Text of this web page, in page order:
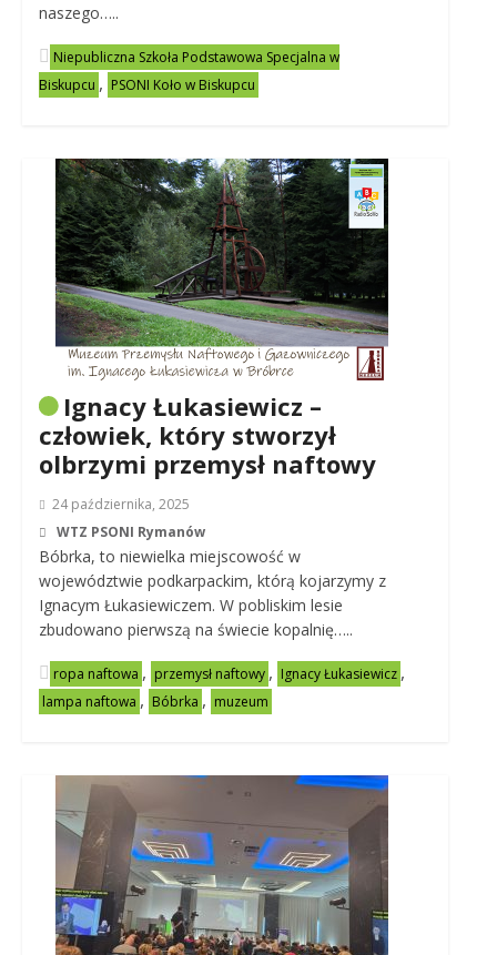
naszego…..
Niepubliczna Szkoła Podstawowa Specjalna w
Biskupcu , PSONI Koło w Biskupcu
Ignacy Łukasiewicz –
człowiek, który stworzył
olbrzymi przemysł naftowy
24 października, 2025
WTZ PSONI Rymanów
Bóbrka, to niewielka miejscowość w
województwie podkarpackim, którą kojarzymy z
Ignacym Łukasiewiczem. W pobliskim lesie
zbudowano pierwszą na świecie kopalnię…..
ropa naftowa , przemysł naftowy , Ignacy Łukasiewicz ,
lampa naftowa , Bóbrka , muzeum